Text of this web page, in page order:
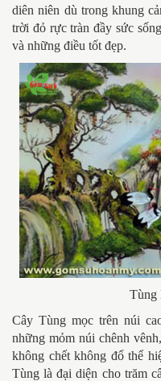
diên niên dù trong khung
trời đỏ rực tràn đầy sức
và những điều tốt đẹp.
Tùng
Cây Tùng mọc trên núi
những mỏm núi chênh
không chết không đổ thể
Tùng là đại diện cho trăm